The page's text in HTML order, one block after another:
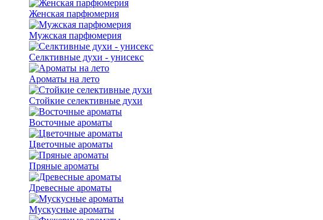
Женская парфюмерия
Мужская парфюмерия
Селктивные духи - унисекс
Ароматы на лето
Стойкие селективные духи
Восточные ароматы
Цветочные ароматы
Пряные ароматы
Древесные ароматы
Мускусные ароматы